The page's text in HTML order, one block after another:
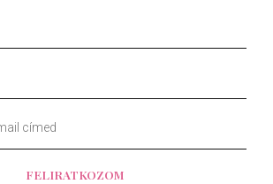
o
o
k
k
FELIRATKOZOM